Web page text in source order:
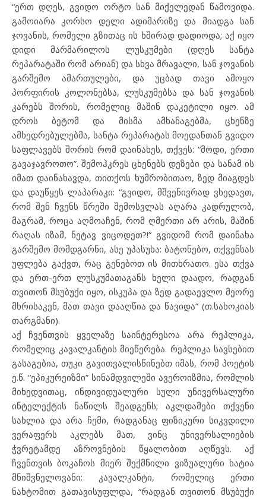
“ერთ დღეს, გვიდო ორტო სან მიქელედან წამოვიდა.
გამოიარა კორსო დელი ადიმარიზე და მიადგა სან
ჯოვანის, რომელი გზითაც ის ხშირად დადიოდა; აქ იყო
დიდი მარმარილოს ლუსკუმები (დღეს სანტა
რეპარატაში რომ არიან) და სხვა მრავალი, სან ჯოვანის
გარშემო ამართულები, და უცბად თავი ამოყო
პორფირის კოლონებსა, ლუსკუმებსა და სან ჯოვანის
კარებს შორის, რომელიც მაშინ დაკეტილი იყო. ამ
დროს ბეტომ და მისმა ამხანაგებმა, ცხენზე
ამხედრებულებმა, სანტა რეპარატას მოედანთან გვიდო
საფლავებს შორის რომ დაინახეს, თქვეს: “მოდი, ერთი
გავაჯავროთო”. შემოჰკრეს ცხენებს დეზები და სანამ ის
იმათ დაინახავდა, თითქოს ხუმრობითაო, ზედ მიაგდეს
და დაუწყეს ლაპარაკი: “გვიდო, მშვენივრად ვხედავთ,
რომ შენ ჩვენს წრეში შემოსვლას აღარა კადრულობ,
მაგრამ, როცა აღმოაჩენ, რომ ღმერთი არ არის, მაშინ
რაღას იზამ, ნეტავ ვიცოდეთ?!” გვიდომ რომ დაინახა
გარშემო მომდგარნი, ასე უპასუხა: ბატონებო, თქვენსას
უფლება გაქვთ, რაც გენებოთ ის მითხრათო. ესა თქვა
და ერთ-ერთ ლუსკუმათაგანს ხელი დაადო, რადგან
თვითონ მსუბუქი იყო, ისკუპა და ზედ გადაევლო მეორე
მხრისაკენ, მათ თავი დააღწია და წავიდა” (თ.სახოკიას
თარგმანი).
აქ ჩვენთვის ყველაზე საინტერესოა არა რეპლიკა,
რომელიც კავალკანტის მიეწერება. რეპლიკა სავსებით
გასაგებია, თუკი გავითვალისწინებთ იმას, რომ პოეტის
ე.წ. “ეპიკურეიზმი” სინამდვილეში ავეროიზმია, რომლის
მიხედვითაც, ინდივიდუალური სული უნივერსალური
ინტელექტის ნაწილს შეადგენს; აკლდამები თქვენი
სახლია და არა ჩემი, რადგანაც ფიზიკური სიკვდილი
ვერაფერს აკლებს მათ, ვინც უნივერსალიების
ჭვრეტამდე აზროვნების წყალობით აღწევს. აქ
ჩვენთვის ბოკაჩოს მიერ შექმნილი ვიზუალური ხატია
მნიშვნელოვანი: კავალკანტი, რომელიც ერთი
ნახტომით გათავისუფლდა, “რადგან თვითონ მსუბუქი